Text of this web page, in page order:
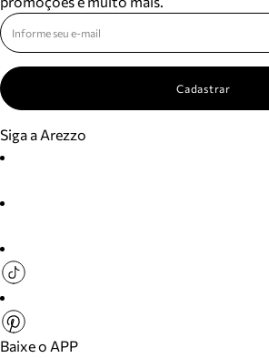
Cadastrar
Siga a Arezzo
Baixe o APP